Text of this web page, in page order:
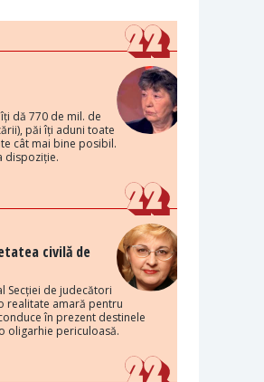
dă 770 de mil. de
păi îți aduni toate
cât mai bine posibil.
dispoziție.
civilă de
Secției de judecători
realitate amară pentru
în prezent destinele
oligarhie periculoasă.